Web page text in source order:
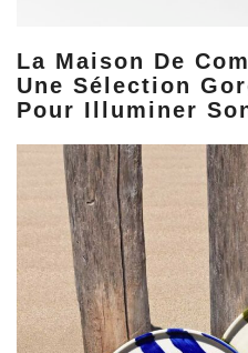
La Maison De
Une Sélection
Pour Illuminer